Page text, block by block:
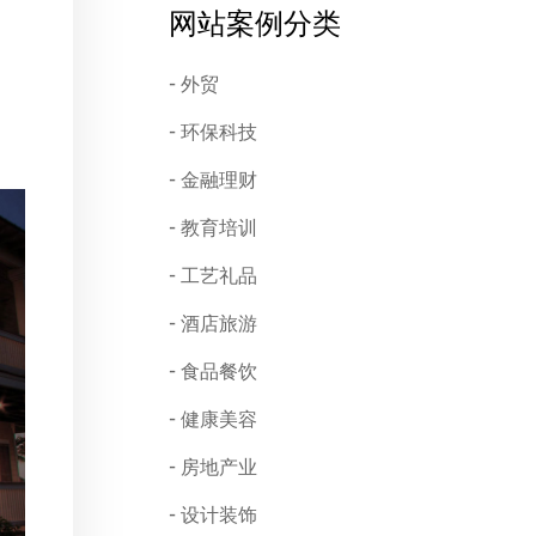
网站案例分类
外贸
环保科技
金融理财
教育培训
工艺礼品
酒店旅游
食品餐饮
健康美容
房地产业
设计装饰